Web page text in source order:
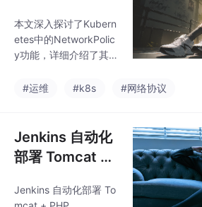
本文深入探讨了Kubern
etes中的NetworkPolic
y功能，详细介绍了其核
tworkPolicy通过Pod选
实现对Pod间网络通信
的精细控制，有效提升
集群安全性。文章提供
示例，包括：限制命名
#运维 #k8s #网络协议
Jenkins 自动化
部署 Tomcat +
Jenkins 自动化部署 To